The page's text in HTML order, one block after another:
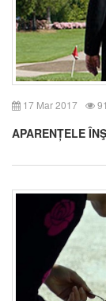
17 Mar 2017
APARENȚELE